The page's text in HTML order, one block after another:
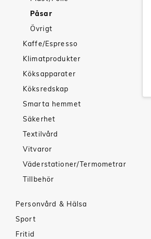
Påsar
Övrigt
Kaffe/Espresso
Klimatprodukter
Köksapparater
Köksredskap
Smarta hemmet
Säkerhet
Textilvård
Vitvaror
Väderstationer/Termometrar
Tillbehör
Personvård & Hälsa
Sport
Fritid